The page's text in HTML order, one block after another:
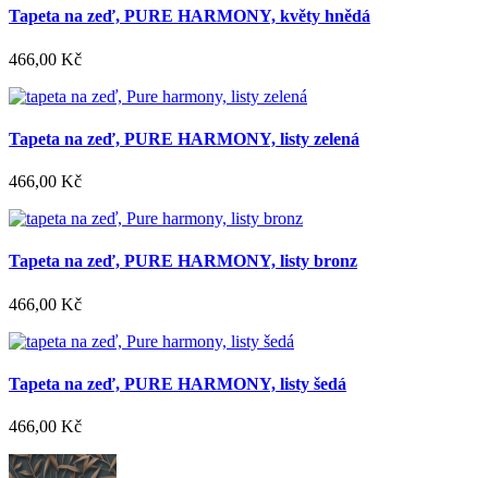
Tapeta na zeď, PURE HARMONY, květy hnědá
466,00 Kč
Tapeta na zeď, PURE HARMONY, listy zelená
466,00 Kč
Tapeta na zeď, PURE HARMONY, listy bronz
466,00 Kč
Tapeta na zeď, PURE HARMONY, listy šedá
466,00 Kč